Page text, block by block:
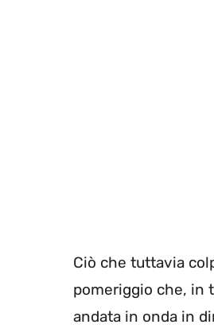
Ciò che tuttavia
pomeriggio che, in
andata in onda in